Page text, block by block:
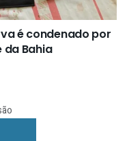
é condenado por
Bahia